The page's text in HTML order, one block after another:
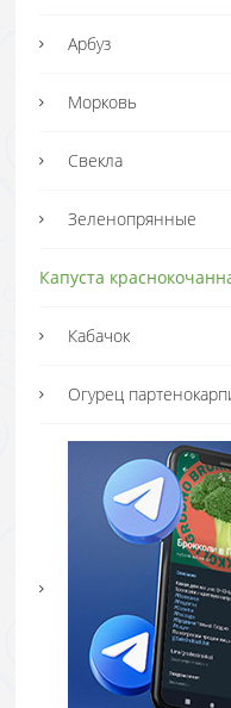
Арбуз
Морковь
Свекла
Зеленопрянные
Капуста
Кабачок
Огурец